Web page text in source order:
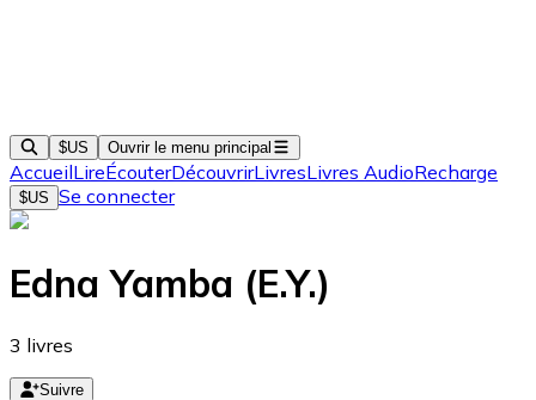
$US Ouvrir le menu principal
AccueilLireÉcouterDécouvrirLivresLivres AudioRecharge
$US Se connecter
Edna Yamba (E.Y.)
3 livres
Suivre